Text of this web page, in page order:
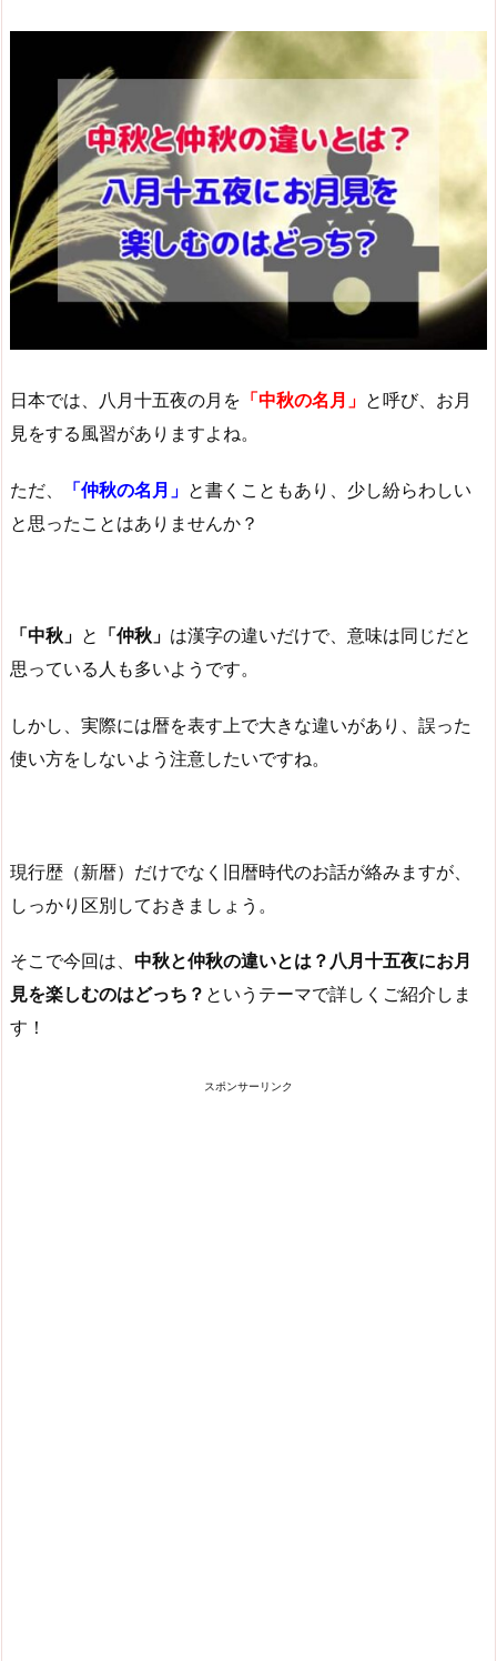
日本では、八月十五夜の月を 「中秋の名月」 と呼び、お月
見をする風習がありますよね。
ただ、 「仲秋の名月」 と書くこともあり、少し紛らわしい
と思ったことはありませんか？
「中秋」 と 「仲秋」 は漢字の違いだけで、意味は同じだと
思っている人も多いようです。
しかし、実際には暦を表す上で大きな違いがあり、誤った
使い方をしないよう注意したいですね。
現行歴（新暦）だけでなく旧暦時代のお話が絡みますが、
しっかり区別しておきましょう。
そこで今回は、 中秋と仲秋の違いとは？八月十五夜にお月
見を楽しむのはどっち？ というテーマで詳しくご紹介しま
す！
スポンサーリンク